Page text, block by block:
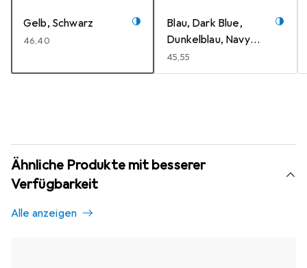
Gelb, Schwarz
EUR
46,40
Blau, Dark Blue,
Dunkelblau, Navy
Blue
EUR
45,55
Ähnliche Produkte mit besserer
Verfügbarkeit
Alle anzeigen